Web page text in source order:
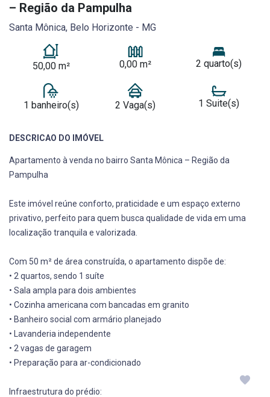
– Região da Pampulha
Santa Mônica, Belo Horizonte - MG
50,00 m² 0,00 m² 2 quarto(s)
1 banheiro(s) 2 Vaga(s) 1 Suite(s)
DESCRICAO DO IMÓVEL
Apartamento à venda no bairro Santa Mônica – Região da
Pampulha
Este imóvel reúne conforto, praticidade e um espaço externo
privativo, perfeito para quem busca qualidade de vida em uma
localização tranquila e valorizada.
Com 50 m² de área construída, o apartamento dispõe de:
• 2 quartos, sendo 1 suíte
• Sala ampla para dois ambientes
• Cozinha americana com bancadas em granito
• Banheiro social com armário planejado
• Lavanderia independente
• 2 vagas de garagem
• Preparação para ar-condicionado
Infraestrutura do prédio: